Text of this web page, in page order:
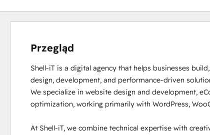
Przegląd
Shell-iT is a digital agency that helps businesses
design, development, and performance-driven
We specialize in website design and development,
optimization, working primarily with WordPress,
At Shell-iT, we combine technical expertise with